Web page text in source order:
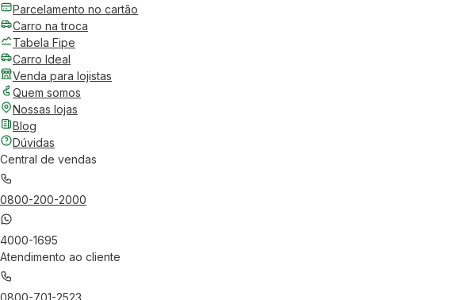
Parcelamento no cartão
Carro na troca
Tabela Fipe
Carro Ideal
Venda para lojistas
Quem somos
Nossas lojas
Blog
Dúvidas
Central de vendas
0800-200-2000
4000-1695
Atendimento ao cliente
0800-701-2523